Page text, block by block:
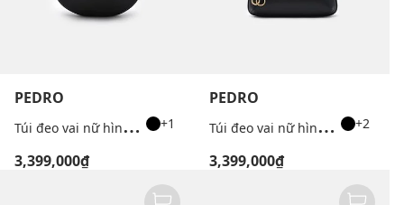
PEDRO
T
úi đeo vai nữ hình bán nguyệt Jatte +1
3,399,000₫
PEDRO
T
úi đeo vai nữ hình thang Jatte Leather Charm +2
3,399,000₫